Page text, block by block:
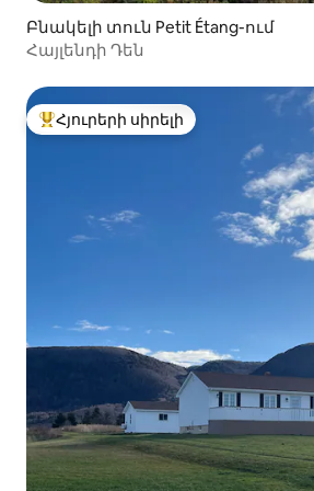
Բնակելի տուն Petit Étang-ում
Հայլենդի Դեն
Հյուրերի սիրելի լավագույն տները
Հյուրերի սիրելի